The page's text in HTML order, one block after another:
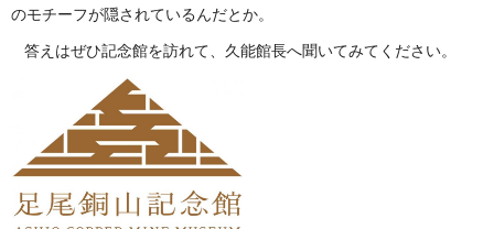
のモチーフが隠されているんだとか。
答えはぜひ記念館を訪れて、久能館長へ聞いてみてください。